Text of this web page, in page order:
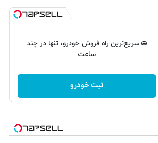
🚘 سریع‌ترین راه فروش خودرو، تنها در چند
ساعت
ثبت خودرو
روزنامه‌های صبح چهارشنبه ۱۴ مرداد ۱۴۰۵